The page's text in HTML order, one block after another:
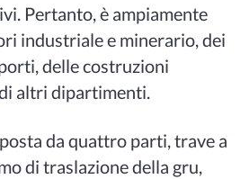
Pertanto, è ampiamente
industriale e minerario, dei
delle costruzioni
altri dipartimenti.
da quattro parti, trave a
di traslazione della gru,